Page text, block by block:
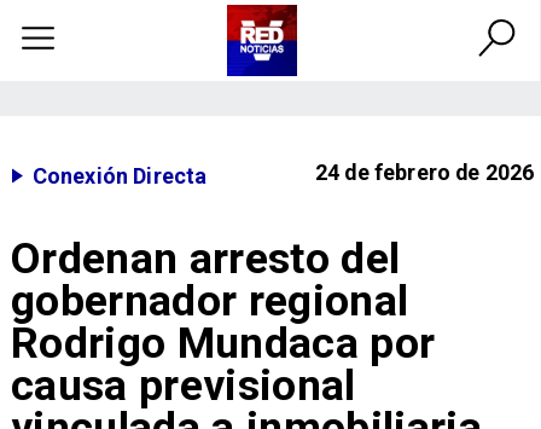
Conexión Directa 24 de febrero de 2026
Ordenan arresto del
gobernador regional
Rodrigo Mundaca por
causa previsional